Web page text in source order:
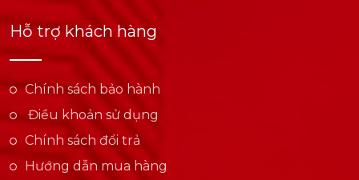
Hỗ trợ khách hàng
Chính sách bảo hành
Điều khoản sử dụng
Chính sách đổi trả
Hướng dẫn mua hàng